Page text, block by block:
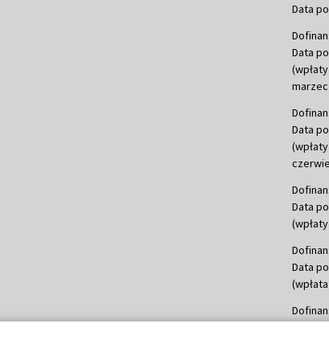
Data
Data
marzec
Data
Data
Data